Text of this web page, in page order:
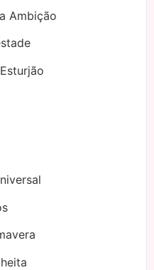
Ambição